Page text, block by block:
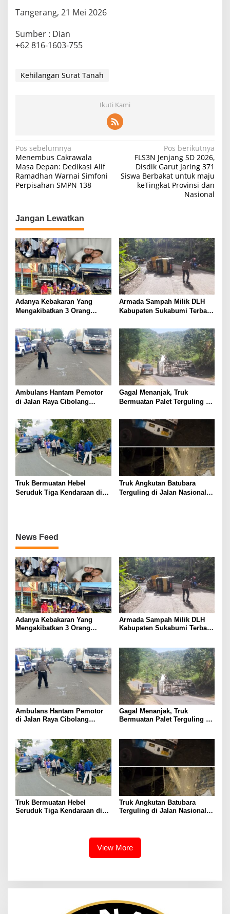
Tangerang, 21 Mei 2026
Sumber : Dian
+62 816-1603-755
Kehilangan Surat Tanah
Ikuti Kami
Navigasi
pos
Pos sebelumnya
Menembus Cakrawala
Masa Depan: Dedikasi Alif
Ramadhan Warnai Simfoni
Perpisahan SMPN 138
Pos berikutnya
FLS3N Jenjang SD 2026,
Disdik Garut Jaring 371
Siswa Berbakat untuk maju
keTingkat Provinsi dan
Nasional
Jangan Lewatkan
Adanya Kebakaran Yang
Mengakibatkan 3 Orang
20 Tala-Tala Turut Berduka
Armada Sampah Milik DLH
Kabupaten Sukabumi Terbalik
Ambulans Hantam Pemotor
di Jalan Raya Cibolang
Gagal Menanjak, Truk
Bermuatan Palet Terguling di
Truk Bermuatan Hebel
Seruduk Tiga Kendaraan di
Truk Angkutan Batubara
Terguling di Jalan Nasional
News Feed
Adanya Kebakaran Yang
Mengakibatkan 3 Orang
Armada Sampah Milik DLH
Kabupaten Sukabumi Terbalik
Ambulans Hantam Pemotor
di Jalan Raya Cibolang
Gagal Menanjak, Truk
Bermuatan Palet Terguling di
Truk Bermuatan Hebel
Seruduk Tiga Kendaraan di
Truk Angkutan Batubara
Terguling di Jalan Nasional
Kecelakaan Akibat Belum
Adanya Jalan Khusus
View More